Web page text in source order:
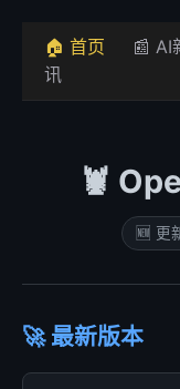
🏠 首页 📰 AI
讯
🦞
🆕 更
🚀 最新版本